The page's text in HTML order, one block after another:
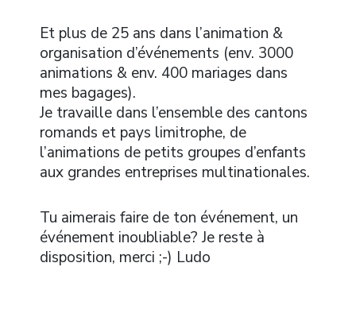
Et plus de 25 ans dans l’animation &
organisation d’événements (env. 3000
animations & env. 400 mariages dans
mes bagages).
Je travaille dans l’ensemble des cantons
romands et pays limitrophe, de
l’animations de petits groupes d’enfants
aux grandes entreprises multinationales.
Tu aimerais faire de ton événement, un
événement inoubliable? Je reste à
disposition, merci ;-) Ludo